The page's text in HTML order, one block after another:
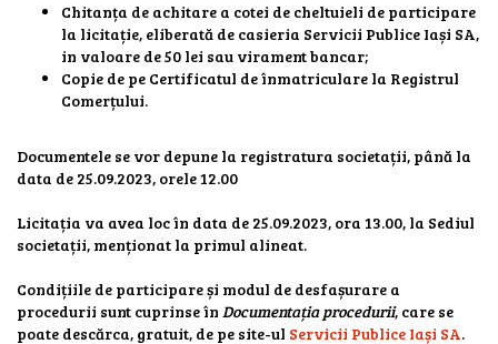
Chitanța de achitare a cotei de cheltuieli de participare
la licitație, eliberată de casieria Servicii Publice Iași SA,
in valoare de 50 lei sau virament bancar;
Copie de pe Certificatul de înmatriculare la Registrul
Comerțului.
Documentele se vor depune la registratura societații, până la
data de 25.09.2023, orele 12.00
Licitația va avea loc în data de 25.09.2023, ora 13.00, la Sediul
societații, menționat la primul alineat.
Condițiile de participare și modul de desfașurare a
procedurii sunt cuprinse în Documentația procedurii, care se
poate descărca, gratuit, de pe site-ul Servicii Publice Iași SA.